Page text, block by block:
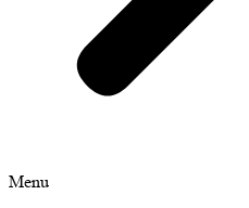
Menu